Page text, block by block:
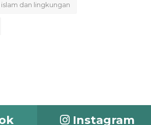
islam dan lingkungan
Instagram